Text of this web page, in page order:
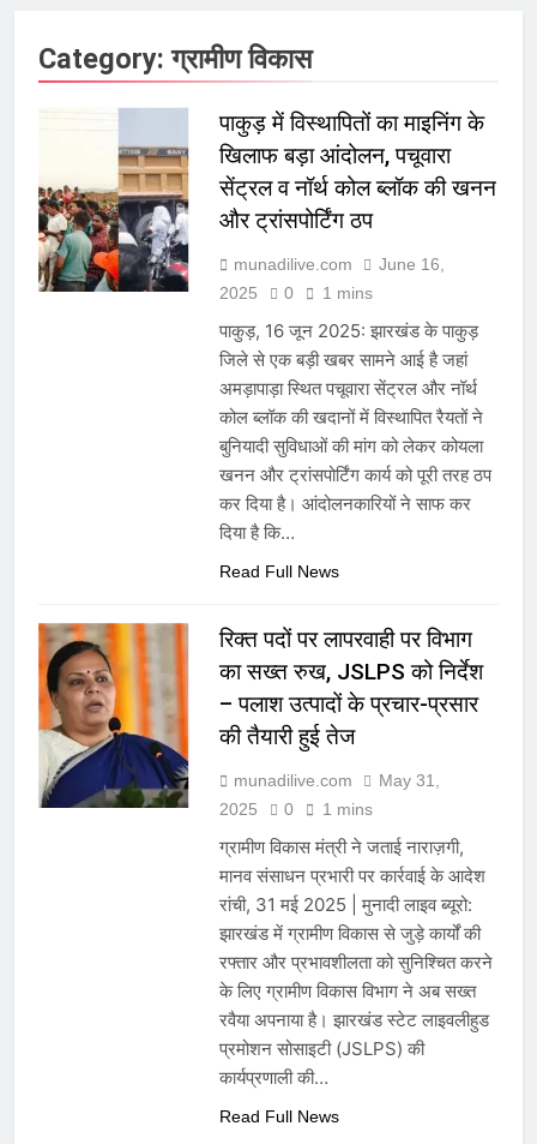
Category:ग्रामीण विकास
पाकुड़ में विस्थापितों का माइनिंग के
खिलाफ बड़ा आंदोलन, पचूवारा
सेंट्रल व नॉर्थ कोल ब्लॉक की खनन
और ट्रांसपोर्टिंग ठप
munadilive.com
June 16,
2025
0 1 mins
पाकुड़, 16 जून 2025: झारखंड के पाकुड़
जिले से एक बड़ी खबर सामने आई है जहां
अमड़ापाड़ा स्थित पचूवारा सेंट्रल और नॉर्थ
कोल ब्लॉक की खदानों में विस्थापित रैयतों ने
बुनियादी सुविधाओं की मांग को लेकर कोयला
खनन और ट्रांसपोर्टिंग कार्य को पूरी तरह ठप
कर दिया है। आंदोलनकारियों ने साफ कर
दिया है कि…
Read Full News
रिक्त पदों पर लापरवाही पर विभाग
का सख्त रुख, JSLPS को निर्देश
– पलाश उत्पादों के प्रचार-प्रसार
की तैयारी हुई तेज
munadilive.com
May 31,
2025
0 1 mins
ग्रामीण विकास मंत्री ने जताई नाराज़गी,
मानव संसाधन प्रभारी पर कार्रवाई के आदेश
रांची, 31 मई 2025 | मुनादी लाइव ब्यूरो:
झारखंड में ग्रामीण विकास से जुड़े कार्यों की
रफ्तार और प्रभावशीलता को सुनिश्चित करने
के लिए ग्रामीण विकास विभाग ने अब सख्त
रवैया अपनाया है। झारखंड स्टेट लाइवलीहुड
प्रमोशन सोसाइटी (JSLPS) की
कार्यप्रणाली की…
Read Full News